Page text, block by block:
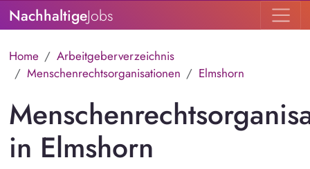
NachhaltigeJobs
Home
Arbeitgeberverzeichnis
Menschenrechtsorganisationen
Elmshorn
in Elmshorn